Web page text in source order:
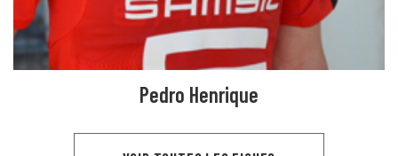
Pedro Henrique